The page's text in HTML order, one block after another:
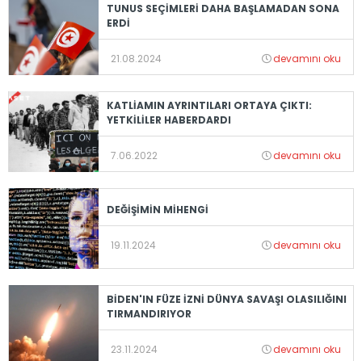
TUNUS SEÇİMLERİ DAHA BAŞLAMADAN SONA
ERDİ
21.08.2024 devamını oku
KATLİAMIN AYRINTILARI ORTAYA ÇIKTI:
YETKİLİLER HABERDARDI
7.06.2022 devamını oku
DEĞİŞİMİN MİHENGİ
19.11.2024 devamını oku
BİDEN'IN FÜZE İZNİ DÜNYA SAVAŞI OLASILIĞINI
TIRMANDIRIYOR
23.11.2024 devamını oku